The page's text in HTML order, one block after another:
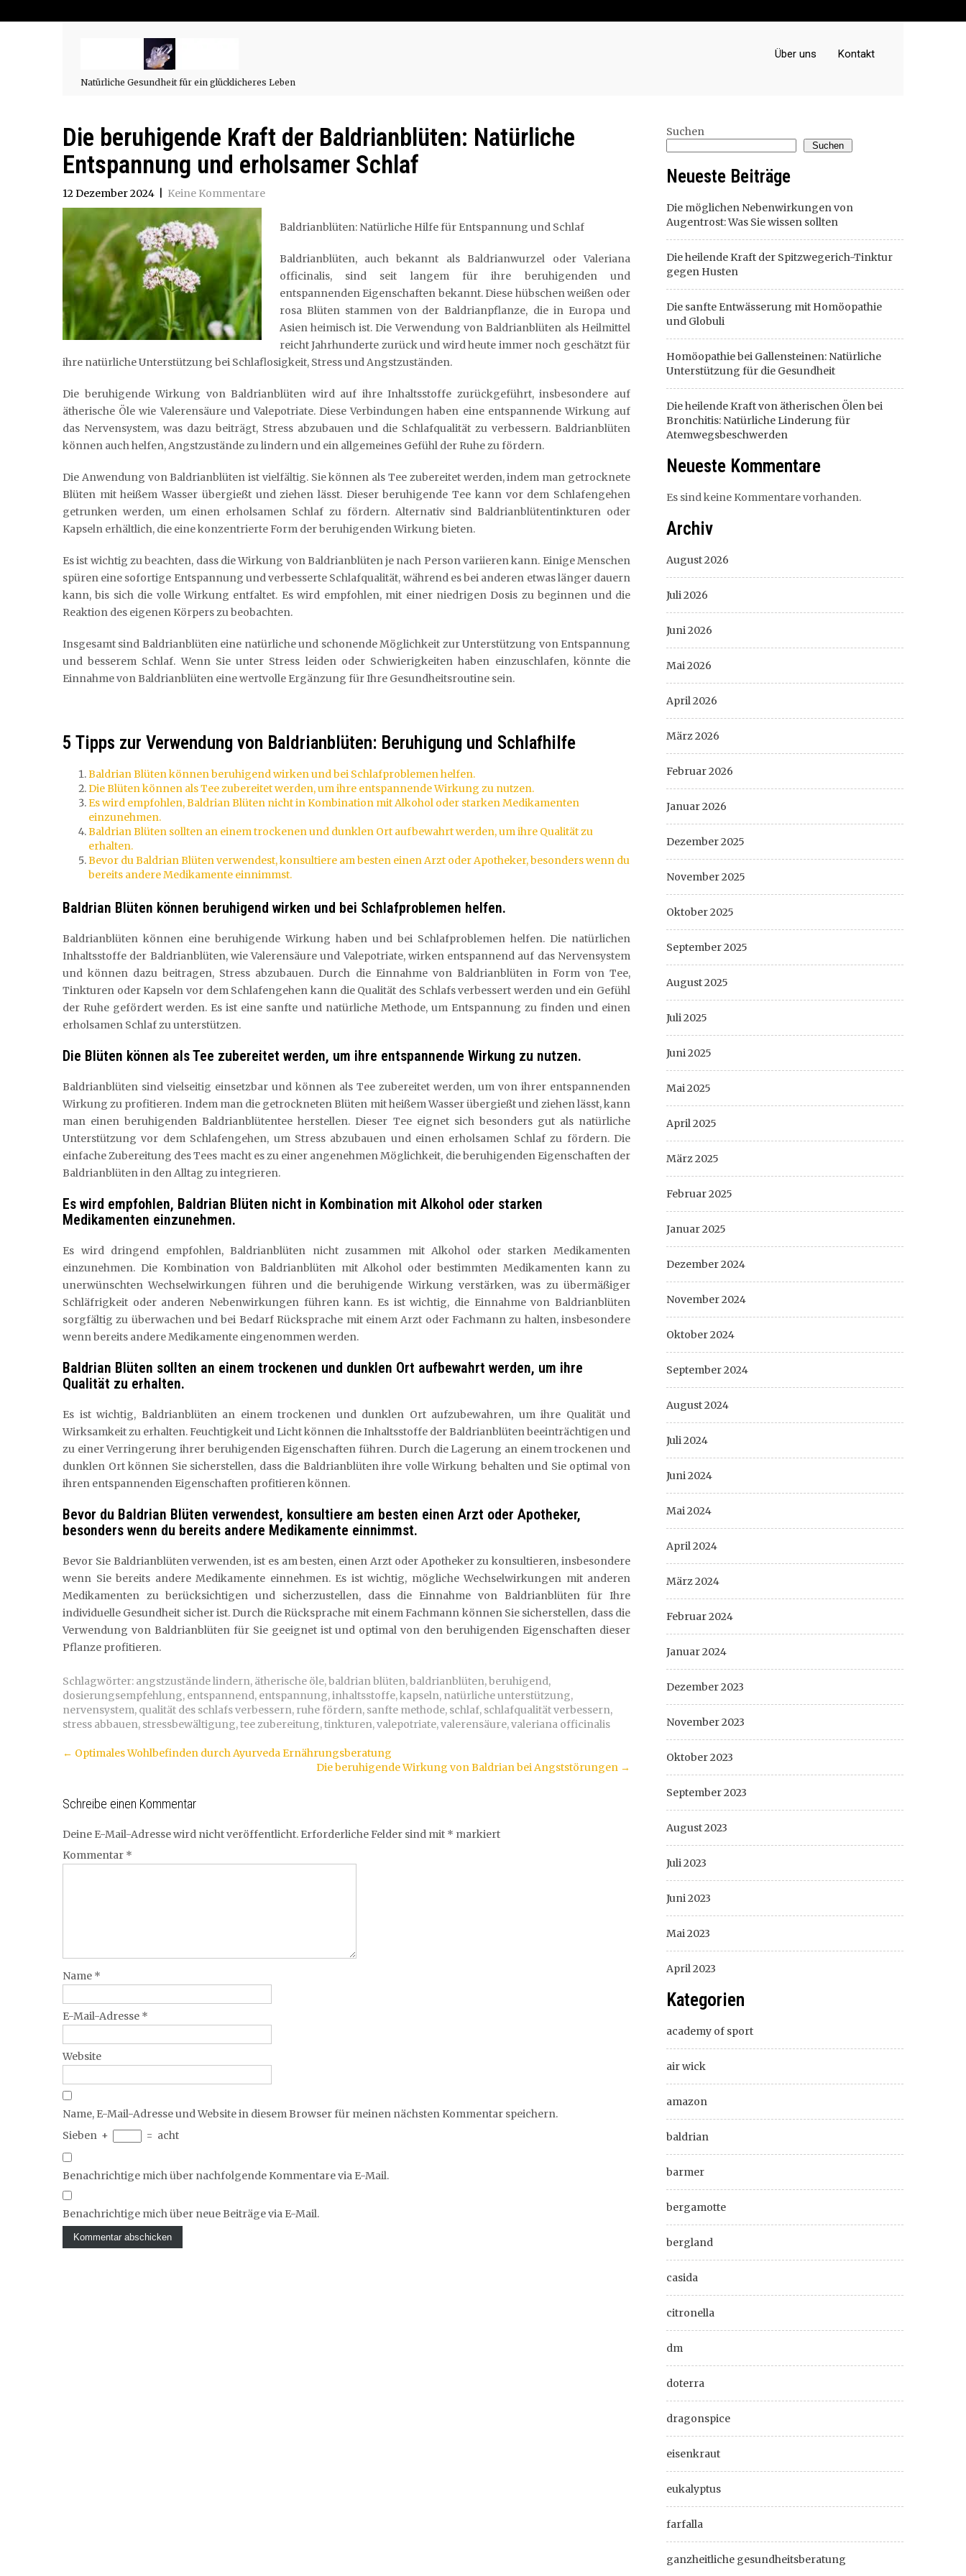
Natürliche Gesundheit für ein glücklicheres Leben
Über uns Kontakt
Die beruhigende Kraft der Baldrianblüten: Natürliche
Entspannung und erholsamer Schlaf
12 Dezember 2024 Keine Kommentare
Baldrianblüten: Natürliche Hilfe für Entspannung und Schlaf
Baldrianblüten, auch bekannt als Baldrianwurzel oder Valeriana
officinalis, sind seit langem für ihre beruhigenden und
entspannenden Eigenschaften bekannt. Diese hübschen weißen oder
rosa Blüten stammen von der Baldrianpflanze, die in Europa und
Asien heimisch ist. Die Verwendung von Baldrianblüten als Heilmittel
reicht Jahrhunderte zurück und wird heute immer noch geschätzt für
ihre natürliche Unterstützung bei Schlaflosigkeit, Stress und Angstzuständen.
Die beruhigende Wirkung von Baldrianblüten wird auf ihre Inhaltsstoffe zurückgeführt, insbesondere auf
ätherische Öle wie Valerensäure und Valepotriate. Diese Verbindungen haben eine entspannende Wirkung auf
das Nervensystem, was dazu beiträgt, Stress abzubauen und die Schlafqualität zu verbessern. Baldrianblüten
können auch helfen, Angstzustände zu lindern und ein allgemeines Gefühl der Ruhe zu fördern.
Die Anwendung von Baldrianblüten ist vielfältig. Sie können als Tee zubereitet werden, indem man getrocknete
Blüten mit heißem Wasser übergießt und ziehen lässt. Dieser beruhigende Tee kann vor dem Schlafengehen
getrunken werden, um einen erholsamen Schlaf zu fördern. Alternativ sind Baldrianblütentinkturen oder
Kapseln erhältlich, die eine konzentrierte Form der beruhigenden Wirkung bieten.
Es ist wichtig zu beachten, dass die Wirkung von Baldrianblüten je nach Person variieren kann. Einige Menschen
spüren eine sofortige Entspannung und verbesserte Schlafqualität, während es bei anderen etwas länger dauern
kann, bis sich die volle Wirkung entfaltet. Es wird empfohlen, mit einer niedrigen Dosis zu beginnen und die
Reaktion des eigenen Körpers zu beobachten.
Insgesamt sind Baldrianblüten eine natürliche und schonende Möglichkeit zur Unterstützung von Entspannung
und besserem Schlaf. Wenn Sie unter Stress leiden oder Schwierigkeiten haben einzuschlafen, könnte die
Einnahme von Baldrianblüten eine wertvolle Ergänzung für Ihre Gesundheitsroutine sein.
5 Tipps zur Verwendung von Baldrianblüten: Beruhigung und Schlafhilfe
Baldrian Blüten können beruhigend wirken und bei Schlafproblemen helfen.
Die Blüten können als Tee zubereitet werden, um ihre entspannende Wirkung zu nutzen.
Es wird empfohlen, Baldrian Blüten nicht in Kombination mit Alkohol oder starken Medikamenten
einzunehmen.
Baldrian Blüten sollten an einem trockenen und dunklen Ort aufbewahrt werden, um ihre Qualität zu
erhalten.
Bevor du Baldrian Blüten verwendest, konsultiere am besten einen Arzt oder Apotheker, besonders wenn du
bereits andere Medikamente einnimmst.
Baldrian Blüten können beruhigend wirken und bei Schlafproblemen helfen.
Baldrianblüten können eine beruhigende Wirkung haben und bei Schlafproblemen helfen. Die natürlichen
Inhaltsstoffe der Baldrianblüten, wie Valerensäure und Valepotriate, wirken entspannend auf das Nervensystem
und können dazu beitragen, Stress abzubauen. Durch die Einnahme von Baldrianblüten in Form von Tee,
Tinkturen oder Kapseln vor dem Schlafengehen kann die Qualität des Schlafs verbessert werden und ein Gefühl
der Ruhe gefördert werden. Es ist eine sanfte und natürliche Methode, um Entspannung zu finden und einen
erholsamen Schlaf zu unterstützen.
Die Blüten können als Tee zubereitet werden, um ihre entspannende Wirkung zu nutzen.
Baldrianblüten sind vielseitig einsetzbar und können als Tee zubereitet werden, um von ihrer entspannenden
Wirkung zu profitieren. Indem man die getrockneten Blüten mit heißem Wasser übergießt und ziehen lässt, kann
man einen beruhigenden Baldrianblütentee herstellen. Dieser Tee eignet sich besonders gut als natürliche
Unterstützung vor dem Schlafengehen, um Stress abzubauen und einen erholsamen Schlaf zu fördern. Die
einfache Zubereitung des Tees macht es zu einer angenehmen Möglichkeit, die beruhigenden Eigenschaften der
Baldrianblüten in den Alltag zu integrieren.
Es wird empfohlen, Baldrian Blüten nicht in Kombination mit Alkohol oder starken
Medikamenten einzunehmen.
Es wird dringend empfohlen, Baldrianblüten nicht zusammen mit Alkohol oder starken Medikamenten
einzunehmen. Die Kombination von Baldrianblüten mit Alkohol oder bestimmten Medikamenten kann zu
unerwünschten Wechselwirkungen führen und die beruhigende Wirkung verstärken, was zu übermäßiger
Schläfrigkeit oder anderen Nebenwirkungen führen kann. Es ist wichtig, die Einnahme von Baldrianblüten
sorgfältig zu überwachen und bei Bedarf Rücksprache mit einem Arzt oder Fachmann zu halten, insbesondere
wenn bereits andere Medikamente eingenommen werden.
Baldrian Blüten sollten an einem trockenen und dunklen Ort aufbewahrt werden, um ihre
Qualität zu erhalten.
Es ist wichtig, Baldrianblüten an einem trockenen und dunklen Ort aufzubewahren, um ihre Qualität und
Wirksamkeit zu erhalten. Feuchtigkeit und Licht können die Inhaltsstoffe der Baldrianblüten beeinträchtigen und
zu einer Verringerung ihrer beruhigenden Eigenschaften führen. Durch die Lagerung an einem trockenen und
dunklen Ort können Sie sicherstellen, dass die Baldrianblüten ihre volle Wirkung behalten und Sie optimal von
ihren entspannenden Eigenschaften profitieren können.
Bevor du Baldrian Blüten verwendest, konsultiere am besten einen Arzt oder Apotheker,
besonders wenn du bereits andere Medikamente einnimmst.
Bevor Sie Baldrianblüten verwenden, ist es am besten, einen Arzt oder Apotheker zu konsultieren, insbesondere
wenn Sie bereits andere Medikamente einnehmen. Es ist wichtig, mögliche Wechselwirkungen mit anderen
Medikamenten zu berücksichtigen und sicherzustellen, dass die Einnahme von Baldrianblüten für Ihre
individuelle Gesundheit sicher ist. Durch die Rücksprache mit einem Fachmann können Sie sicherstellen, dass die
Verwendung von Baldrianblüten für Sie geeignet ist und optimal von den beruhigenden Eigenschaften dieser
Pflanze profitieren.
Schlagwörter: angstzustände lindern, ätherische öle,baldrian blüten,baldrianblüten,beruhigend,
dosierungsempfehlung, entspannend, entspannung,inhaltsstoffe,kapseln, natürliche unterstützung,
nervensystem, qualität des schlafs verbessern, ruhe fördern, sanfte methode, schlaf, schlafqualität verbessern,
stress abbauen, stressbewältigung,tee zubereitung,tinkturen,valepotriate,valerensäure,valeriana officinalis
Artikel-
← Optimales Wohlbefinden durch Ayurveda Ernährungsberatung
Die beruhigende Wirkung von Baldrian bei Angststörungen →
Schreibe einen Kommentar
Deine E-Mail-Adresse wird nicht veröffentlicht. Erforderliche Felder sind mit * markiert
Kommentar *
Name *
E-Mail-Adresse *
Website
Name, E-Mail-Adresse und Website in diesem Browser für meinen nächsten Kommentar speichern.
Sieben + = acht
Benachrichtige mich über nachfolgende Kommentare via E-Mail.
Benachrichtige mich über neue Beiträge via E-Mail.
Suchen
Suchen
Neueste Beiträge
Die möglichen Nebenwirkungen von
Augentrost: Was Sie wissen sollten
Die heilende Kraft der Spitzwegerich-Tinktur
gegen Husten
Die sanfte Entwässerung mit Homöopathie
und Globuli
Homöopathie bei Gallensteinen: Natürliche
Unterstützung für die Gesundheit
Die heilende Kraft von ätherischen Ölen bei
Bronchitis: Natürliche Linderung für
Atemwegsbeschwerden
Neueste Kommentare
Es sind keine Kommentare vorhanden.
Archiv
August 2026
Juli 2026
Juni 2026
Mai 2026
April 2026
März 2026
Februar 2026
Januar 2026
Dezember 2025
November 2025
Oktober 2025
September 2025
August 2025
Juli 2025
Juni 2025
Mai 2025
April 2025
März 2025
Februar 2025
Januar 2025
Dezember 2024
November 2024
Oktober 2024
September 2024
August 2024
Juli 2024
Juni 2024
Mai 2024
April 2024
März 2024
Februar 2024
Januar 2024
Dezember 2023
November 2023
Oktober 2023
September 2023
August 2023
Juli 2023
Juni 2023
Mai 2023
April 2023
Kategorien
academy of sport
air wick
amazon
baldrian
barmer
bergamotte
bergland
casida
citronella
dm
doterra
dragonspice
eisenkraut
eukalyptus
farfalla
ganzheitliche gesundheitsberatung